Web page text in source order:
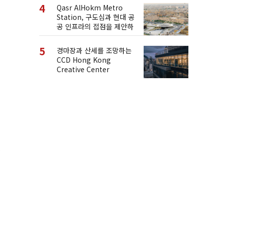
4
Qasr AlHokm Metro
Station, 구도심과 현대 공
공 인프라의 접점을 제안하
다
5
경마장과 산세를 조망하는
CCD Hong Kong
Creative Center